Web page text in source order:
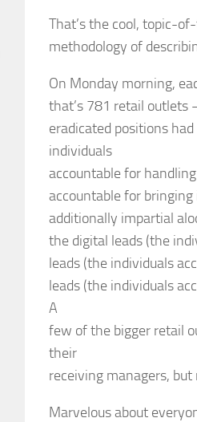
That’s the cool, topic-
methodology of
On Monday morning,
that’s 781 retail outlets
eradicated positions
individuals
accountable for
accountable for
additionally impartial
the digital leads (the
leads (the individuals
leads (the individuals
A
few of the bigger retail
their
receiving managers,
Marvelous about